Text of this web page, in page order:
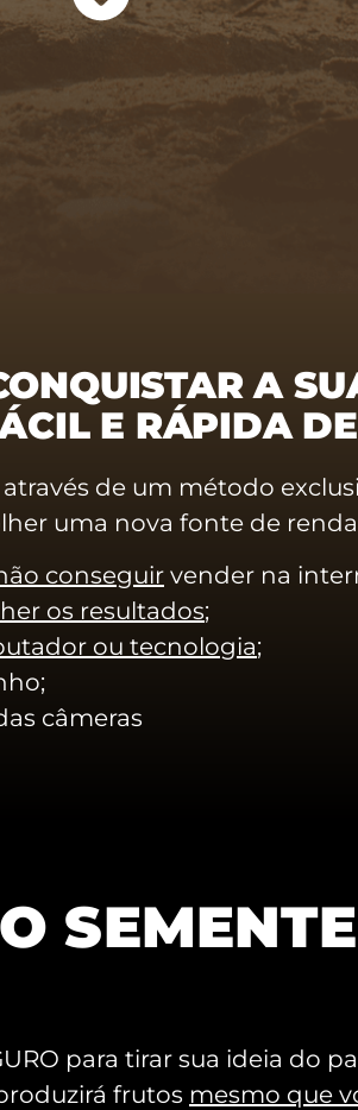
A
E RÁPIDA
de um método
uma nova fonte de
conseguir vender na
os resultados;
ou tecnologia;
câmeras
para tirar sua ideia do
frutos mesmo que